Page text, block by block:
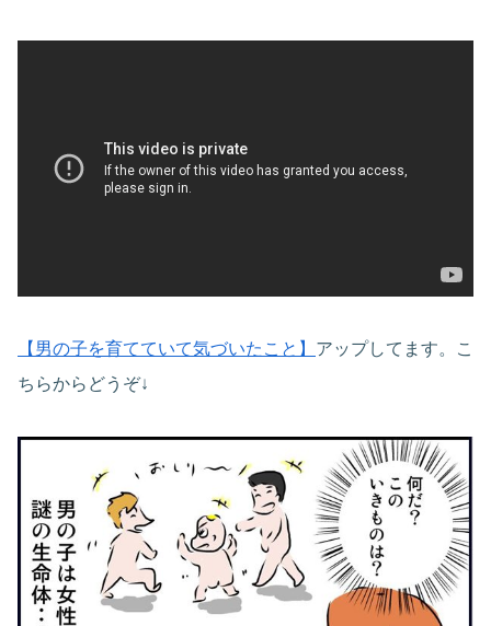
【男の子を育てていて気づいたこと】 アップしてます。こ
ちらからどうぞ↓